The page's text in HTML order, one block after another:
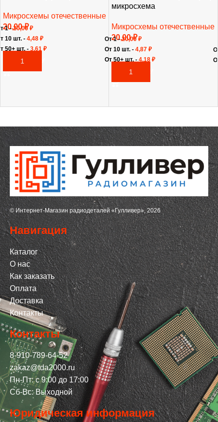
Микросхемы отечественные
20,00₽
В КОРЗИНУ
1 -20,00₽
10 шт. - 4,48 ₽
50+ шт. - 3,61 ₽
микросхема
Микросхемы отечественные
20,00₽
В КОРЗИНУ
От 1 -20,00₽
От 10 шт. - 4,87 ₽
От 50+ шт. - 4,18 ₽
© Интернет-Магазин радиодеталей «Гулливер», 2026
Навигация
Каталог
О нас
Как заказать
Оплата
Доставка
Контакты
Контакты
8-910-789-64-52
zakaz@tda2000.ru
Пн-Пт: с 9:00 до 17:00
Сб-Вс: Выходной
Юридическая информация